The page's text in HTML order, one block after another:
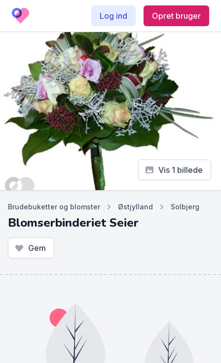
Log ind Opret bruger
Vis 1 billede
Brudebuketter og blomster Østjylland Solbjerg
Blomserbinderiet Seier
Gem